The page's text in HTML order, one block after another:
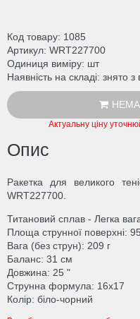
Код товару 1085
Артикул WRT227700
Одиниця виміру шт
Наявність на складі знято з
Актуальну ціну
Опис
Ракетка для великого
WRT227700.
Титановий сплав - Легка
Площа струнної поверхні:
Вага (без струн): 209 г
Баланс: 31 см
Довжина: 25 "
Струнна формула: 16x17
Колір: біло-чорний